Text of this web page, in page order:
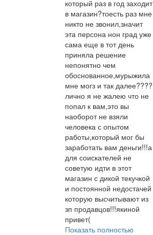
который раз в год заходит
в магазин?тоесть раз мне
никто не звонил,значит
эта персона нон град уже
сама еще в тот день
приняла решение
непонятно чем
обоснованное,мурыжила
мне могз и так далее????
лично я не жалею что не
попал к вам,это вы
наоборот не взяли
человека с опытом
работы,который мог бы
заработать вам деньги!!!а
для соискателей не
советую идти в этот
магазин с дикой текучкой
и постоянной недостачей
которую высчитывают из
зп продавцов!!!якиной
привет(
Показать полностью